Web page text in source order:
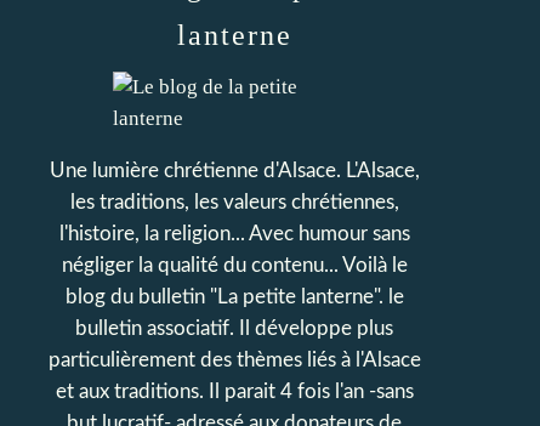
lanterne
Une lumière chrétienne d'Alsace. L'Alsace,
les traditions, les valeurs chrétiennes,
l'histoire, la religion... Avec humour sans
négliger la qualité du contenu... Voilà le
blog du bulletin "La petite lanterne". le
bulletin associatif. Il développe plus
particulièrement des thèmes liés à l'Alsace
et aux traditions. Il parait 4 fois l'an -sans